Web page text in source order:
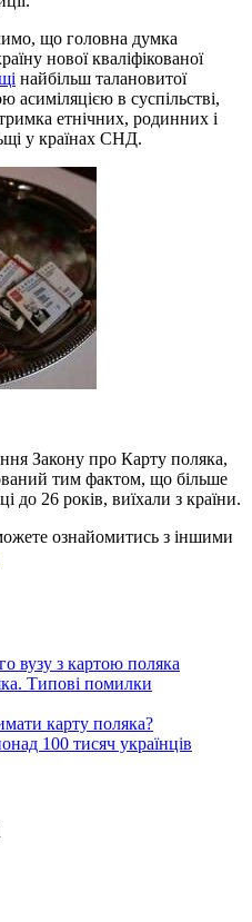
що головна думка
нової кваліфікованої
найбільш талановитої
в суспільстві,
етнічних, родинних і
у країнах СНД.
Закону про Карту поляка,
тим фактом, що більше
до 26 років, виїхали з країни.
ознайомитись з іншими
вузу з картою поляка
Типові помилки
карту поляка?
100 тисяч українців